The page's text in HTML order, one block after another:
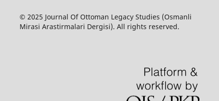
© 2025 Journal Of Ottoman Legacy Studies (Osmanli
Mirasi Arastirmalari Dergisi). All rights reserved.